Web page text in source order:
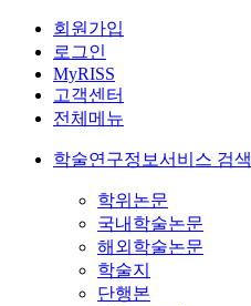
회원가입
로그인
MyRISS
고객센터
전체메뉴
학술연구정보서비스 검색
학위논문
국내학술논문
해외학술논문
학술지
단행본